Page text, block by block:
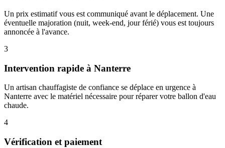
Un prix estimatif vous est communiqué avant le déplacement. Une
éventuelle majoration (nuit, week-end, jour férié) vous est toujours
annoncée à l'avance.
3
Intervention rapide à Nanterre
Un artisan chauffagiste de confiance se déplace en urgence à
Nanterre avec le matériel nécessaire pour réparer votre ballon d'eau
chaude.
4
Vérification et paiement